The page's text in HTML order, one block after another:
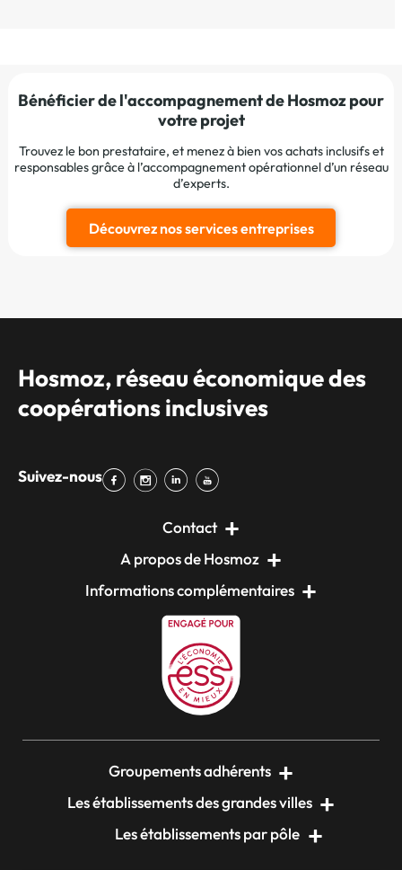
Bénéficier de l'accompagnement de Hosmoz pour
votre projet
Trouvez le bon prestataire, et menez à bien vos achats inclusifs et
responsables grâce à l’accompagnement opérationnel d’un réseau
d’experts.
Découvrez nos services entreprises
Hosmoz, réseau économique des
coopérations inclusives
Suivez-nous
Contact
A propos de Hosmoz
Informations complémentaires
Groupements adhérents
Les établissements des grandes villes
Les établissements par pôle